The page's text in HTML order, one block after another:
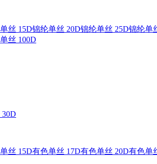
丝 15D锦纶单丝 20D锦纶单丝 25D锦纶单
丝 100D
丝 15D有色单丝 17D有色单丝 20D有色单